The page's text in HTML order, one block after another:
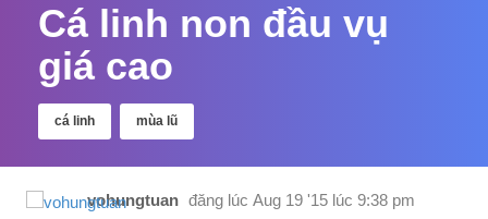
Cá linh non đầu vụ
giá cao
cá linh mùa lũ
vohungtuan đăng lúc Aug 19 '15 lúc 9:38 pm